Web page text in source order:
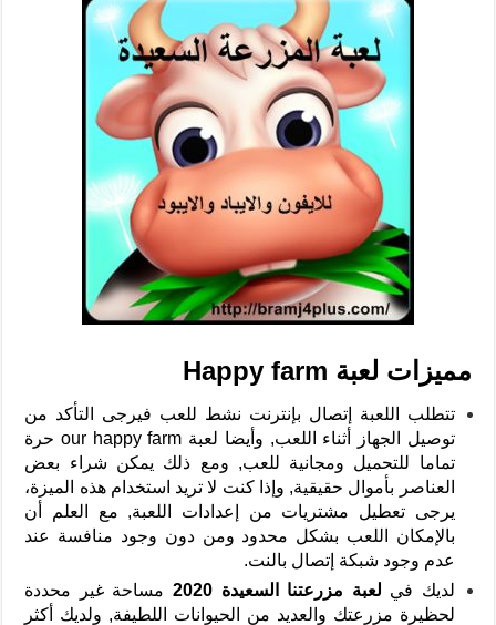
مميزات لعبة Happy farm
تتطلب اللعبة إتصال بإنترنت نشط للعب فيرجى التأكد من
توصيل الجهاز أثناء اللعب, وأيضا لعبة our happy farm حرة
تماما للتحميل ومجانية للعب, ومع ذلك يمكن شراء بعض
العناصر بأموال حقيقية, وإذا كنت لا تريد استخدام هذه الميزة،
يرجى تعطيل مشتريات من إعدادات اللعبة, مع العلم أن
بالإمكان اللعب بشكل محدود ومن دون وجود منافسة عند
عدم وجود شبكة إتصال بالنت.
لديك في لعبة مزرعتنا السعيدة 2020
مساحة غير محددة
لحظيرة مزرعتك والعديد من الحيوانات اللطيفة, ولديك أكثر